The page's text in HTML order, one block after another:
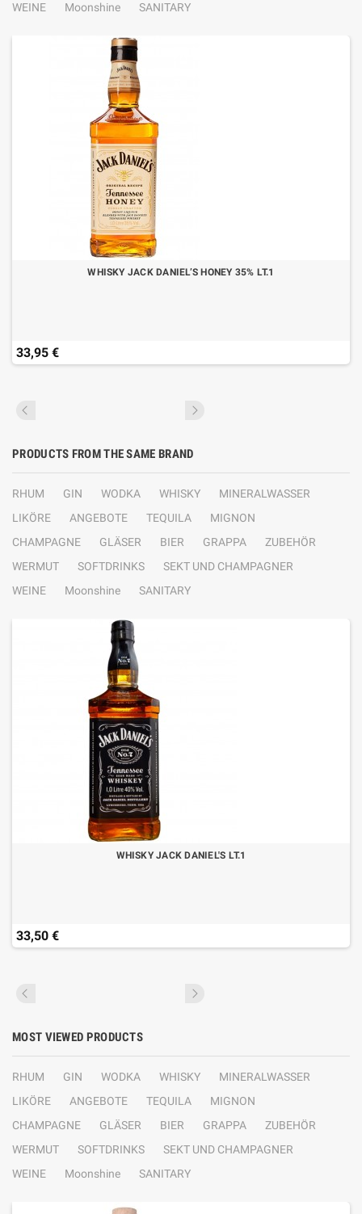
WEINE
Moonshine SANITARY
WHISKY JACK DANIEL’S HONEY 35% LT.1
33,95 €
PRODUCTS FROM THE SAME BRAND
RHUM GIN WODKA WHISKY
MINERALWASSER
LIKÖRE
ANGEBOTE TEQUILA
MIGNON
CHAMPAGNE
GLÄSER BIER GRAPPA
ZUBEHÖR
WERMUT
SOFTDRINKS
SEKT UND CHAMPAGNER
WEINE
Moonshine SANITARY
WHISKY JACK DANIEL'S LT.1
33,50 €
MOST VIEWED PRODUCTS
RHUM GIN WODKA WHISKY
MINERALWASSER
LIKÖRE
ANGEBOTE TEQUILA
MIGNON
CHAMPAGNE
GLÄSER BIER GRAPPA
ZUBEHÖR
WERMUT
SOFTDRINKS
SEKT UND CHAMPAGNER
WEINE
Moonshine SANITARY